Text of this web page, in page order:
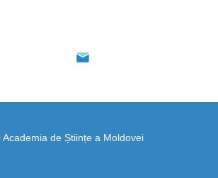
de Științe a Moldovei